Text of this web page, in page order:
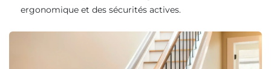
ergonomique et des sécurités actives.